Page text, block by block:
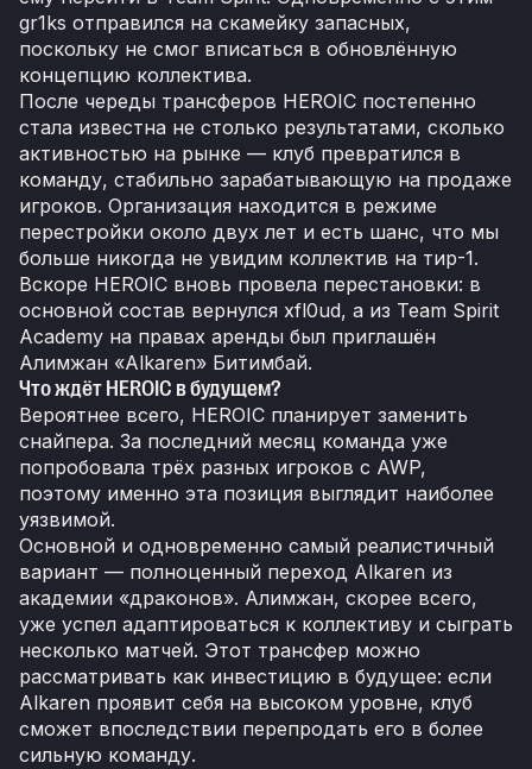
gr1ks отправился на скамейку запасных,
поскольку не смог вписаться в обновлённую
концепцию коллектива.
После череды трансферов HEROIC постепенно
стала известна не столько результатами, сколько
активностью на рынке — клуб превратился в
команду, стабильно зарабатывающую на продаже
игроков. Организация находится в режиме
перестройки около двух лет и есть шанс, что мы
больше никогда не увидим коллектив на тир-1.
Вскоре HEROIC вновь провела перестановки: в
основной состав вернулся xfl0ud, а из Team Spirit
Academy на правах аренды был приглашён
Алимжан «Alkaren» Битимбай.
Что ждёт HEROIC в будущем?
Вероятнее всего, HEROIC планирует заменить
снайпера. За последний месяц команда уже
попробовала трёх разных игроков с AWP,
поэтому именно эта позиция выглядит наиболее
уязвимой.
Основной и одновременно самый реалистичный
вариант — полноценный переход Alkaren из
академии «драконов». Алимжан, скорее всего,
уже успел адаптироваться к коллективу и сыграть
несколько матчей. Этот трансфер можно
рассматривать как инвестицию в будущее: если
Alkaren проявит себя на высоком уровне, клуб
сможет впоследствии перепродать его в более
сильную команду.